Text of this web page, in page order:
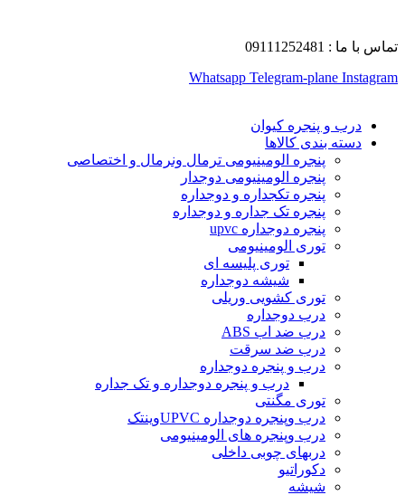
تماس با ما : 09111252481
Whatsapp Telegram-plane Instagram
درب و پنجره کیوان
دسته بندی کالاها
پنجره الومینیومی ترمال ونرمال و اختصاصی
پنجره الومینیومی دوجدار
پنجره تکجداره و دوجداره
پنجره تک جداره و دوجداره
پنجره دوجداره upvc
توری الومینیومی
توری پلیسه ای
شیشه دوجداره
توری کشویی وریلی
درب دوجداره
درب ضد اب ABS
درب ضد سرقت
درب و پنجره دوجداره
درب و پنجره دوجداره و تک جداره
توری مگنتی
درب وپنجره دوجداره UPVCوینتک
درب وپنجره های الومینیومی
دربهای چوبی داخلی
دکوراتیو
شیشه